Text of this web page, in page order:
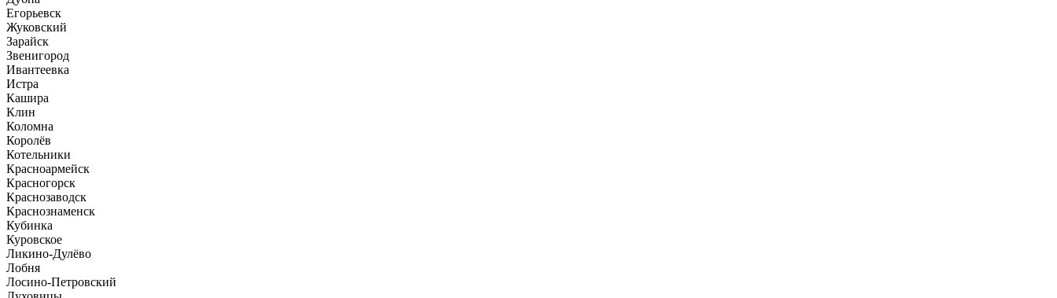
Егорьевск
Жуковский
Зарайск
Звенигород
Ивантеевка
Истра
Кашира
Клин
Коломна
Королёв
Котельники
Красноармейск
Красногорск
Краснозаводск
Краснознаменск
Кубинка
Куровское
Ликино-Дулёво
Лобня
Лосино-Петровский